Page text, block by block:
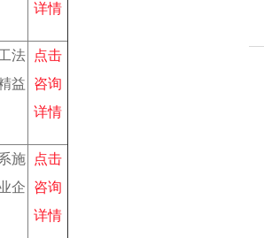
详情
法
益
点击
咨询
详情
施
企
点击
咨询
详情